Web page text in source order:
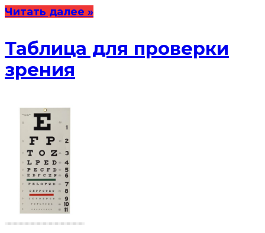
Читать далее »
Таблица для проверки
зрения